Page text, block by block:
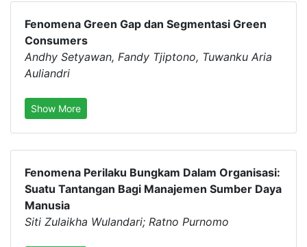
Fenomena Green Gap dan Segmentasi Green
Consumers
Andhy Setyawan, Fandy Tjiptono, Tuwanku Aria
Auliandri
Show More
Fenomena Perilaku Bungkam Dalam Organisasi:
Suatu Tantangan Bagi Manajemen Sumber Daya
Manusia
Siti Zulaikha Wulandari; Ratno Purnomo